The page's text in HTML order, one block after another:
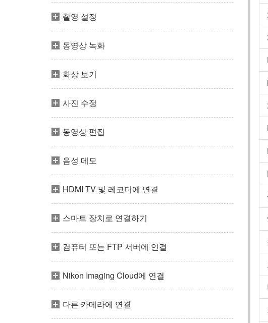
촬영 설정
동영상 녹화
화상 보기
사진 수정
동영상 편집
음성 메모
HDMI TV 및 레코더에 연결
스마트 장치로 연결하기
컴퓨터 또는 FTP 서버에 연결
Nikon Imaging Cloud에 연결
다른 카메라에 연결